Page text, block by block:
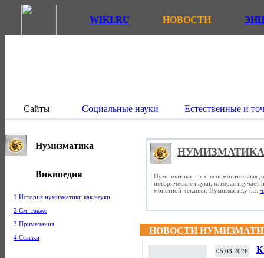
WIKI.RU НОВОСТИ
Сайты Социальные науки Естественные и
Нумизматика
Википедия
1 История нумизматики как науки
2 См. также
3 Примечания
4 Ссылки
НУМИЗМАТИКА
Нумизматика – это вспомогательная
исторические науки, которая
монетной чеканки. Нумизматику н...
НОВОСТИ
05.03.2026